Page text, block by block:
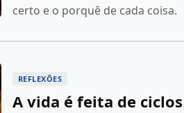
certo e o porquê de cada coisa.
REFLEXÕES
A vida é feita de ciclos